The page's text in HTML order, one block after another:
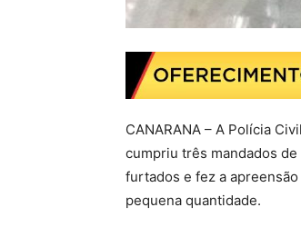
CANARANA – A Polícia
cumpriu três mandados
furtados e fez a
pequena quantidade.